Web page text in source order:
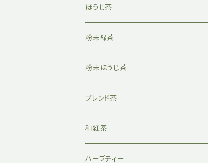
ほうじ茶
粉末緑茶
粉末ほうじ茶
ブレンド茶
和紅茶
ハーブティー